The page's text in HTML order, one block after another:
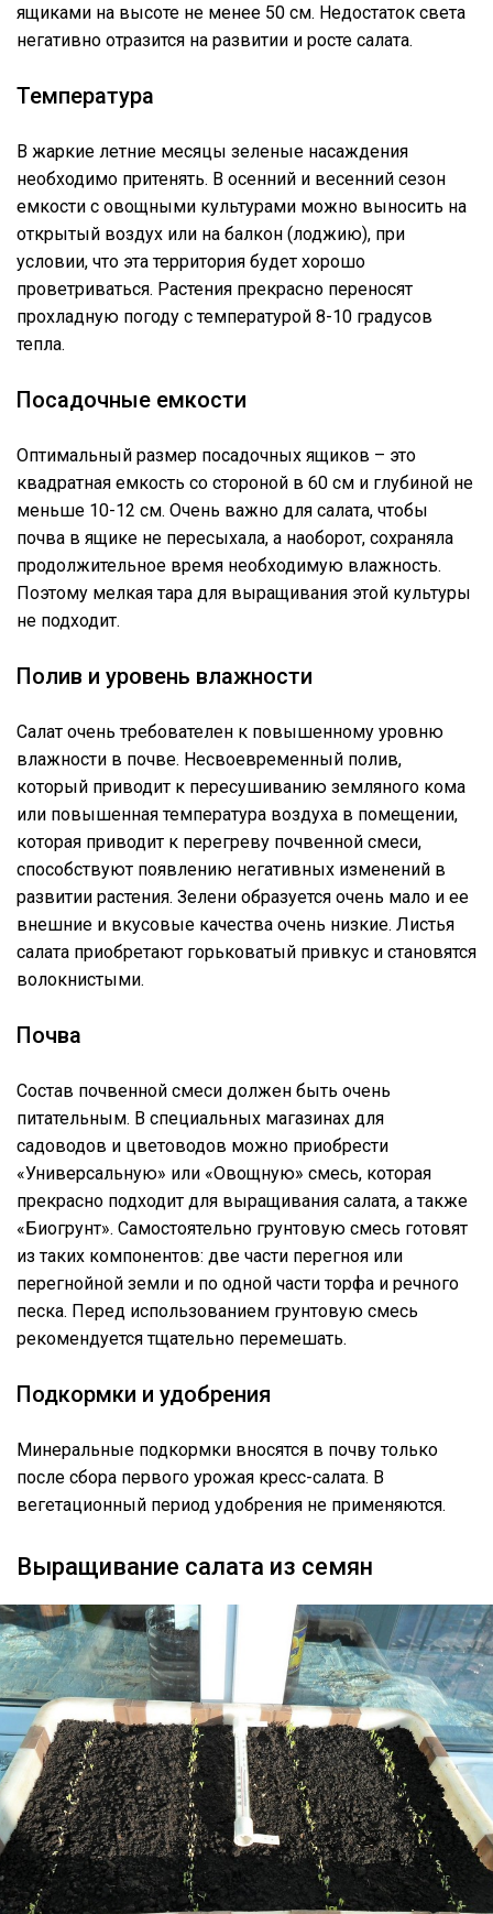
ящиками на высоте не менее 50 см. Недостаток света
негативно отразится на развитии и росте салата.
Температура
В жаркие летние месяцы зеленые насаждения
необходимо притенять. В осенний и весенний сезон
емкости с овощными культурами можно выносить на
открытый воздух или на балкон (лоджию), при
условии, что эта территория будет хорошо
проветриваться. Растения прекрасно переносят
прохладную погоду с температурой 8-10 градусов
тепла.
Посадочные емкости
Оптимальный размер посадочных ящиков – это
квадратная емкость со стороной в 60 см и глубиной не
меньше 10-12 см. Очень важно для салата, чтобы
почва в ящике не пересыхала, а наоборот, сохраняла
продолжительное время необходимую влажность.
Поэтому мелкая тара для выращивания этой культуры
не подходит.
Полив и уровень влажности
Салат очень требователен к повышенному уровню
влажности в почве. Несвоевременный полив,
который приводит к пересушиванию земляного кома
или повышенная температура воздуха в помещении,
которая приводит к перегреву почвенной смеси,
способствуют появлению негативных изменений в
развитии растения. Зелени образуется очень мало и ее
внешние и вкусовые качества очень низкие. Листья
салата приобретают горьковатый привкус и становятся
волокнистыми.
Почва
Состав почвенной смеси должен быть очень
питательным. В специальных магазинах для
садоводов и цветоводов можно приобрести
«Универсальную» или «Овощную» смесь, которая
прекрасно подходит для выращивания салата, а также
«Биогрунт». Самостоятельно грунтовую смесь готовят
из таких компонентов: две части перегноя или
перегнойной земли и по одной части торфа и речного
песка. Перед использованием грунтовую смесь
рекомендуется тщательно перемешать.
Подкормки и удобрения
Минеральные подкормки вносятся в почву только
после сбора первого урожая кресс-салата. В
вегетационный период удобрения не применяются.
Выращивание салата из семян